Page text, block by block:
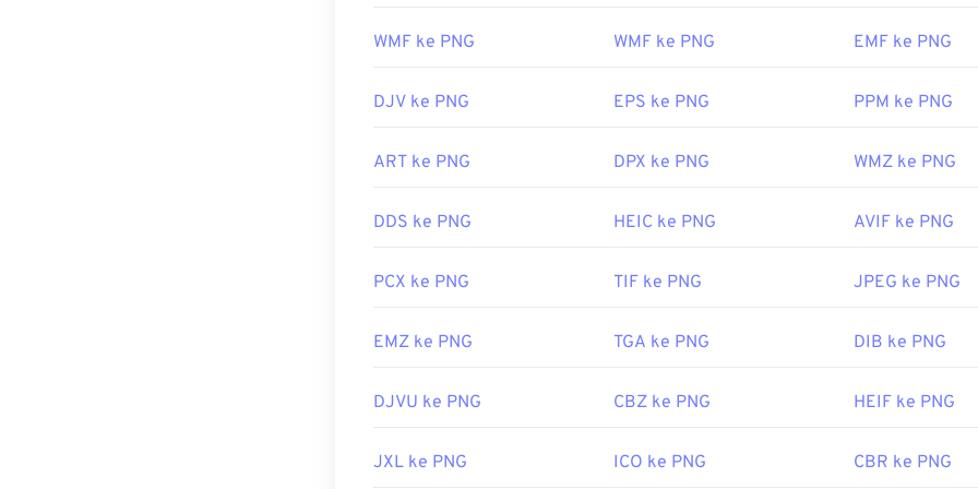
PNG adalah kemampuannya untuk menciptakan transparansi pada gambar,
Tautan yang berguna:
Artikel Wiki tentang PNG
WMF ke PNG WMF ke PNG EMF ke PNG
DJV ke PNG EPS ke PNG PPM ke PNG
ART ke PNG DPX ke PNG WMZ ke PNG
DDS ke PNG HEIC ke PNG AVIF ke PNG
PCX ke PNG TIF ke PNG JPEG ke PNG
EMZ ke PNG TGA ke PNG DIB ke PNG
DJVU ke PNG CBZ ke PNG HEIF ke PNG
JXL ke PNG ICO ke PNG CBR ke PNG